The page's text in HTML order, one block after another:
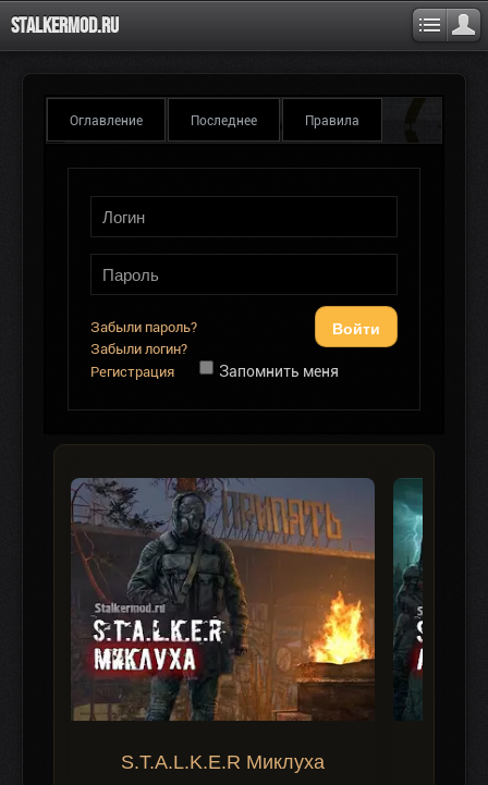
Stalkermod.ru
Оглавление Последнее Правила
Войти
Забыли пароль?
Забыли логин?
Регистрация
Запомнить меня
S.T.A.L.K.E.R Миклуха